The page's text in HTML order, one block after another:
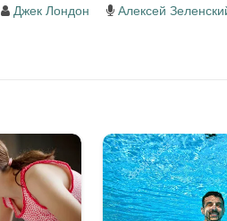
Джек Лондон Алексей